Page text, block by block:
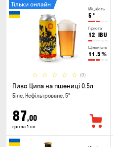
Міцність
5 °
Гіркота
12 IBU
Щільність
11.5 %
(0)
Тільки онлайн
Пиво Ципа на пшениці 0.5л
Біле, Нефільтроване, 5°
87,00
грн за 1 шт